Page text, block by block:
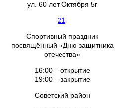
ул. 60 лет Октября 5г
21
Спортивный праздник
посвящённый «Дню защитника
отечества»
16:00 – открытие
19:00 – закрытие
Советский район